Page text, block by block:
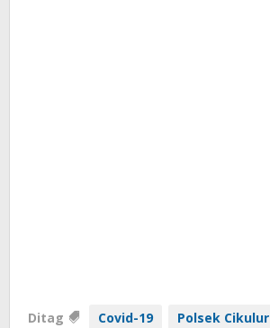
Ditag Covid-19
Polsek Cikulur